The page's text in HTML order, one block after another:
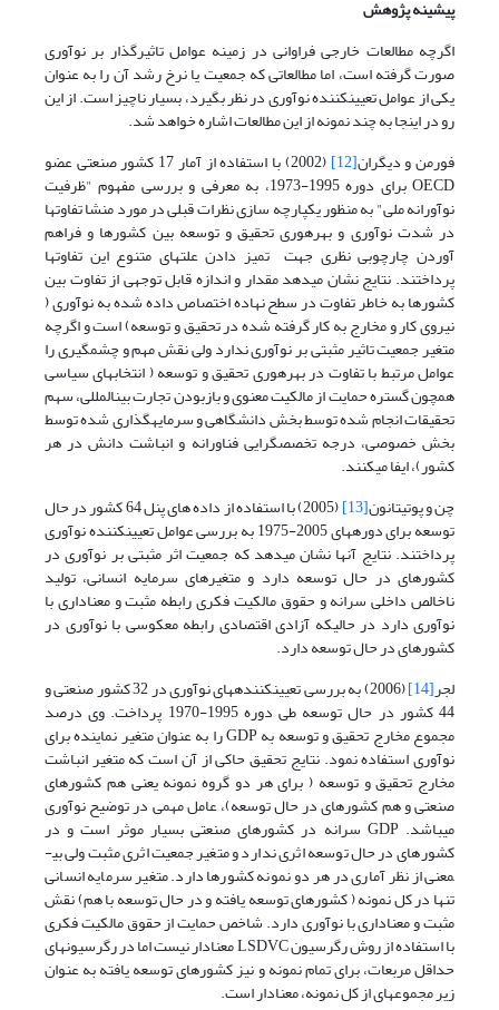
پیشینه پژوهش
اگرچه مطالعات خارجی فراوانی در زمینه عوامل تاثیرگذار بر نوآوری
صورت گرفته است، اما مطالعاتی که جمعیت یا نرخ رشد آن را به عنوان
یکی از عوامل تعیین­کننده نوآوری در نظر بگیرد، بسیار ناچیز است. از این
رو در اینجا به چند نمونه از این مطالعات اشاره خواهد شد.
فورمن و دیگران[12] (2002) با استفاده از آمار 17 کشور صنعتی عضو
OECD برای دوره 1995-1973، به معرفی و بررسی مفهوم "ظرفیت
نوآورانه ملی" به منظور یکپارچه سازی نظرات قبلی در مورد منشا تفاوت­ها
در شدت نوآوری و بهره­وری تحقیق و توسعه بین کشورها و فراهم
آوردن چارچوبی نظری جهت تمیز دادن علت­های متنوع این تفاوت­ها
پرداختند. نتایج نشان می­دهد مقدار و اندازه قابل توجهی از تفاوت بین
کشورها به خاطر تفاوت در سطح نهاده اختصاص داده شده به نوآوری (
نیروی کار و مخارج به کار گرفته شده در تحقیق و توسعه) است و اگرچه
متغیر جمعیت تاثیر مثبتی بر نوآوری ندارد ولی نقش مهم و چشمگیری را
عوامل مرتبط با تفاوت در بهره­وری تحقیق و توسعه ( انتخاب­های سیاسی
همچون گستره حمایت از مالکیت معنوی و بازبودن تجارت بین­المللی، سهم
تحقیقات انجام شده توسط بخش دانشگاهی و سرمایه­گذاری شده توسط
بخش خصوصی، درجه تخصص­گرایی فناورانه و انباشت دانش در هر
کشور)، ایفا می­کنند.
چن و پوتیتانون[13] (2005) با استفاده از داده های پنل 64 کشور در حال
توسعه برای دوره­های 2005-1975 به بررسی عوامل تعیین­کننده نوآوری
پرداختند. نتایج آنها نشان می­دهد که جمعیت اثر مثبتی بر نوآوری در
کشورهای در حال توسعه دارد و متغیرهای سرمایه انسانی، تولید
ناخالص داخلی سرانه و حقوق مالکیت فکری رابطه مثبت و معناداری با
نوآوری دارد در حالی­که آزادی اقتصادی رابطه معکوسی با نوآوری در
کشورهای در حال توسعه دارد.
لجر[14] (2006) به بررسی تعیین­کننده­های نوآوری در 32 کشور صنعتی و
44 کشور در حال توسعه طی دوره 1995-1970 پرداخت. وی درصد
مجموع مخارج تحقیق و توسعه به GDP را به عنوان متغیر نماینده برای
نوآوری استفاده نمود. نتایج تحقیق حاکی از آن است که متغیر انباشت
مخارج تحقیق و توسعه ( برای هر دو گروه نمونه یعنی هم کشورهای
صنعتی و هم کشورهای در حال توسعه)، عامل مهمی در توضیح نوآوری
می­باشد. GDP سرانه در کشورهای صنعتی بسیار موثر است و در
کشورهای در حال توسعه اثری ندارد و متغیر جمعیت اثری مثبت ولی بی­
معنی از نظر آماری در هر دو نمونه کشورها دارد. متغیر سرمایه انسانی
تنها در کل نمونه ( کشورهای توسعه یافته و در حال توسعه با هم) نقش
مثبت و معناداری با نوآوری دارد. شاخص حمایت از حقوق مالکیت فکری
با استفاده از روش رگرسیون LSDVC معنادار نیست اما در رگرسیون­های
حداقل مربعات، برای تمام نمونه و نیز کشورهای توسعه یافته به عنوان
زیر مجموعه­ای از کل نمونه، معنادار است.